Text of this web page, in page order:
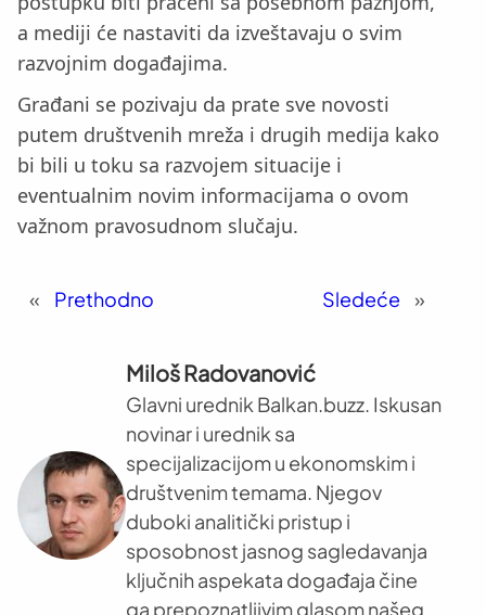
a mediji će nastaviti da izveštavaju o svim
razvojnim događajima.
Građani se pozivaju da prate sve novosti
putem društvenih mreža i drugih medija kako
bi bili u toku sa razvojem situacije i
eventualnim novim informacijama o ovom
važnom pravosudnom slučaju.
« Prethodno Sledeće »
Miloš Radovanović
Glavni urednik Balkan.buzz. Iskusan
novinar i urednik sa
specijalizacijom u ekonomskim i
društvenim temama. Njegov
duboki analitički pristup i
sposobnost jasnog sagledavanja
ključnih aspekata događaja čine
ga prepoznatljivim glasom našeg